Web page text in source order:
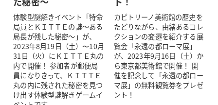
体験型謎解きイベント「特命
局員とＫＩＴＴＥの謎～ある
局長が残した秘密～」が、
2023年8月19日（土）〜10月
31日（火）にＫＩＴＴＥ丸の
内で開催！ 参加者が郵便局
員になりきって、ＫＩＴＴＥ
丸の内に残された秘密を見つ
け出す体験型謎解きゲームイ
カピトリーノ美術館の歴史を
たどりながら、由緒あるコレ
クションの変遷を紹介する展
覧会「永遠の都ローマ展」
が、2023年9月16日（土）か
ら東京都美術館で開催！ 開
催を記念して「永遠の都ロー
マ展」の無料観覧券をプレゼ
ント！